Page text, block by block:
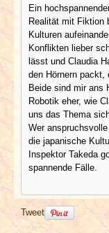
Ein
Realität mit Fiktion
Kulturen
Konflikten lieber
lässt und Claudia
den Hörnern packt,
Beide sind mir ans
Robotik eher, wie
uns das Thema
Wer
die japanische
Inspektor Takeda
spannende Fälle.
Tweet